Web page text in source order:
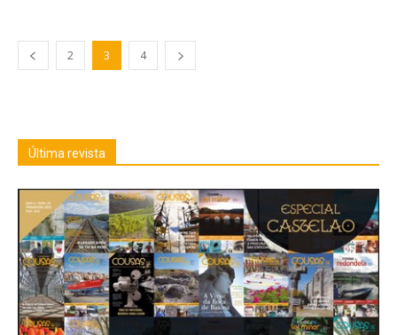
2 3 4
Última revista